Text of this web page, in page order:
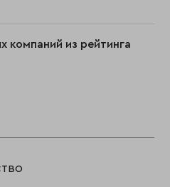
компаний из рейтинга